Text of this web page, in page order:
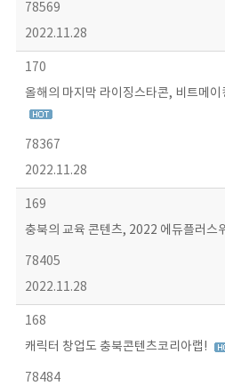
78569
2022.11.28
170
올해의 마지막 라이징스타콘, 비트메
78367
2022.11.28
169
충북의 교육 콘텐츠, 2022 에듀플러스
78405
2022.11.28
168
캐릭터 창업도 충북콘텐츠코리아랩!
78484